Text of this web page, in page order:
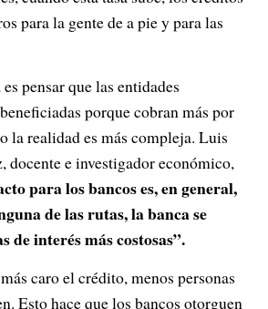
para la gente de a pie y para las
pensar que las entidades
porque cobran más por
la realidad es más compleja. Luis
docente e investigador económico,
para los bancos es, en general,
de las rutas, la banca se
de interés más costosas”.
caro el crédito, menos personas
Esto hace que los bancos otorguen